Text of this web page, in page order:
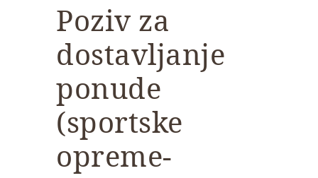
Poziv za
dostavljanje
ponude
(sportske
opreme-